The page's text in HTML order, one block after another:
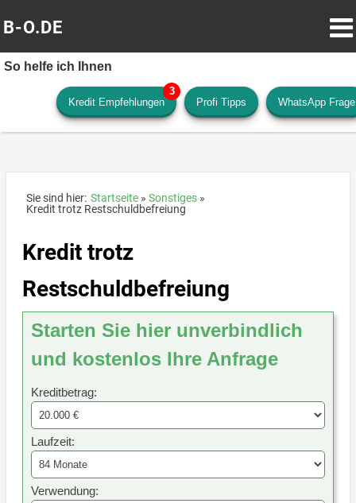
B-O.DE
So helfe ich Ihnen
Kredit Empfehlungen Profi Tipps WhatsApp Frage
Sie sind hier: Startseite
Sonstiges
Kredit trotz Restschuldbefreiung
Kredit trotz
Restschuldbefreiung
Starten Sie hier unverbindlich
und kostenlos Ihre Anfrage
Kreditbetrag:
Laufzeit:
Verwendung: